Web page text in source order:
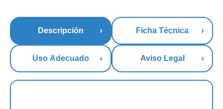
Descripción Ficha Técnica
Uso Adecuado Aviso Legal